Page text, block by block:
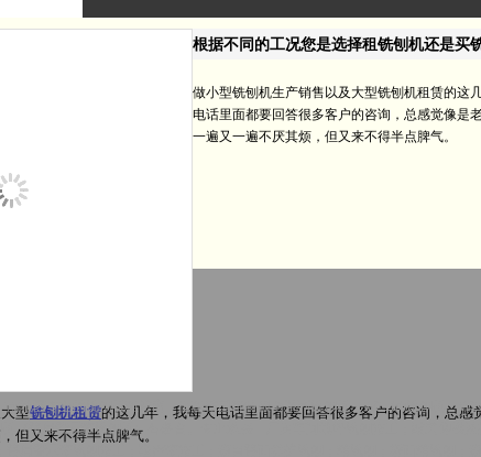
根据不同的工况您是选择租铣刨机还是买
做小型铣刨机生产销售以及大型铣刨机租赁的这
电话里面都要回答很多客户的咨询，总感觉像是
一遍又一遍不厌其烦，但又来不得半点脾气。
型铣刨机租赁的这几年，我每天电话里面都要回答很多客户的咨询，总感
但又来不得半点脾气。
地区专业的铣刨机租赁商，出租德国维特根全系列铣刨机：W2100铣刨机、
（路肩警示带铣刨机）各多台。专业承接：厂房车间地坪铣刨施工；隧道仰拱及
肩警示带铣刨施工；隆声带施工；沥青路面养护铣刨；精铣刨；桥面精铣刨；沥